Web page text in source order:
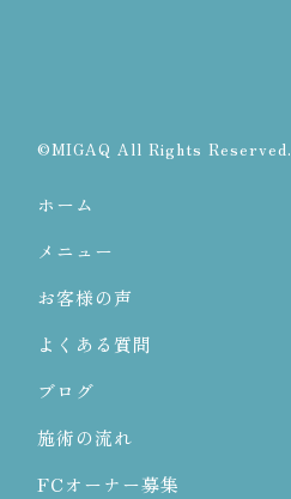
©MIGAQ All Rights Reserved.
ホーム
メニュー
お客様の声
よくある質問
ブログ
施術の流れ
FCオーナー募集